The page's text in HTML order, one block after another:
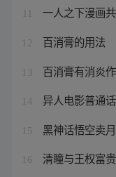
一人之下漫画
12 百消膏的用法
13 百消膏有消炎
14 异人电影普通
15 黑神话悟空卖
16 清瞳与王权富